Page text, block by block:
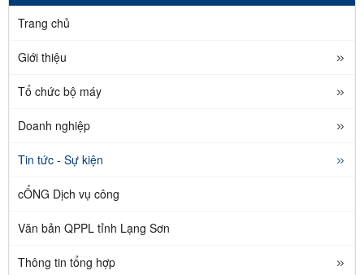
Trang chủ
Giới thiệu
Tổ chức bộ máy
Doanh nghiệp
Tin tức - Sự kiện
cỔNG Dịch vụ công
Văn bản QPPL tỉnh Lạng Sơn
Thông tin tổng hợp